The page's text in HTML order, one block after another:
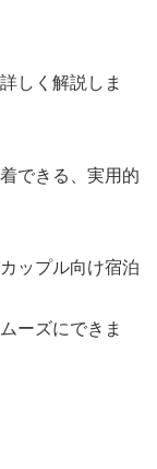
しく解説しま
できる、実用的
ップル向け宿泊
ーズにできま